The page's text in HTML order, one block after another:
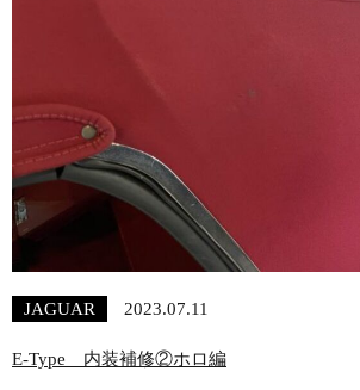
JAGUAR 2023.07.11
E-Type 内装補修②ホロ編